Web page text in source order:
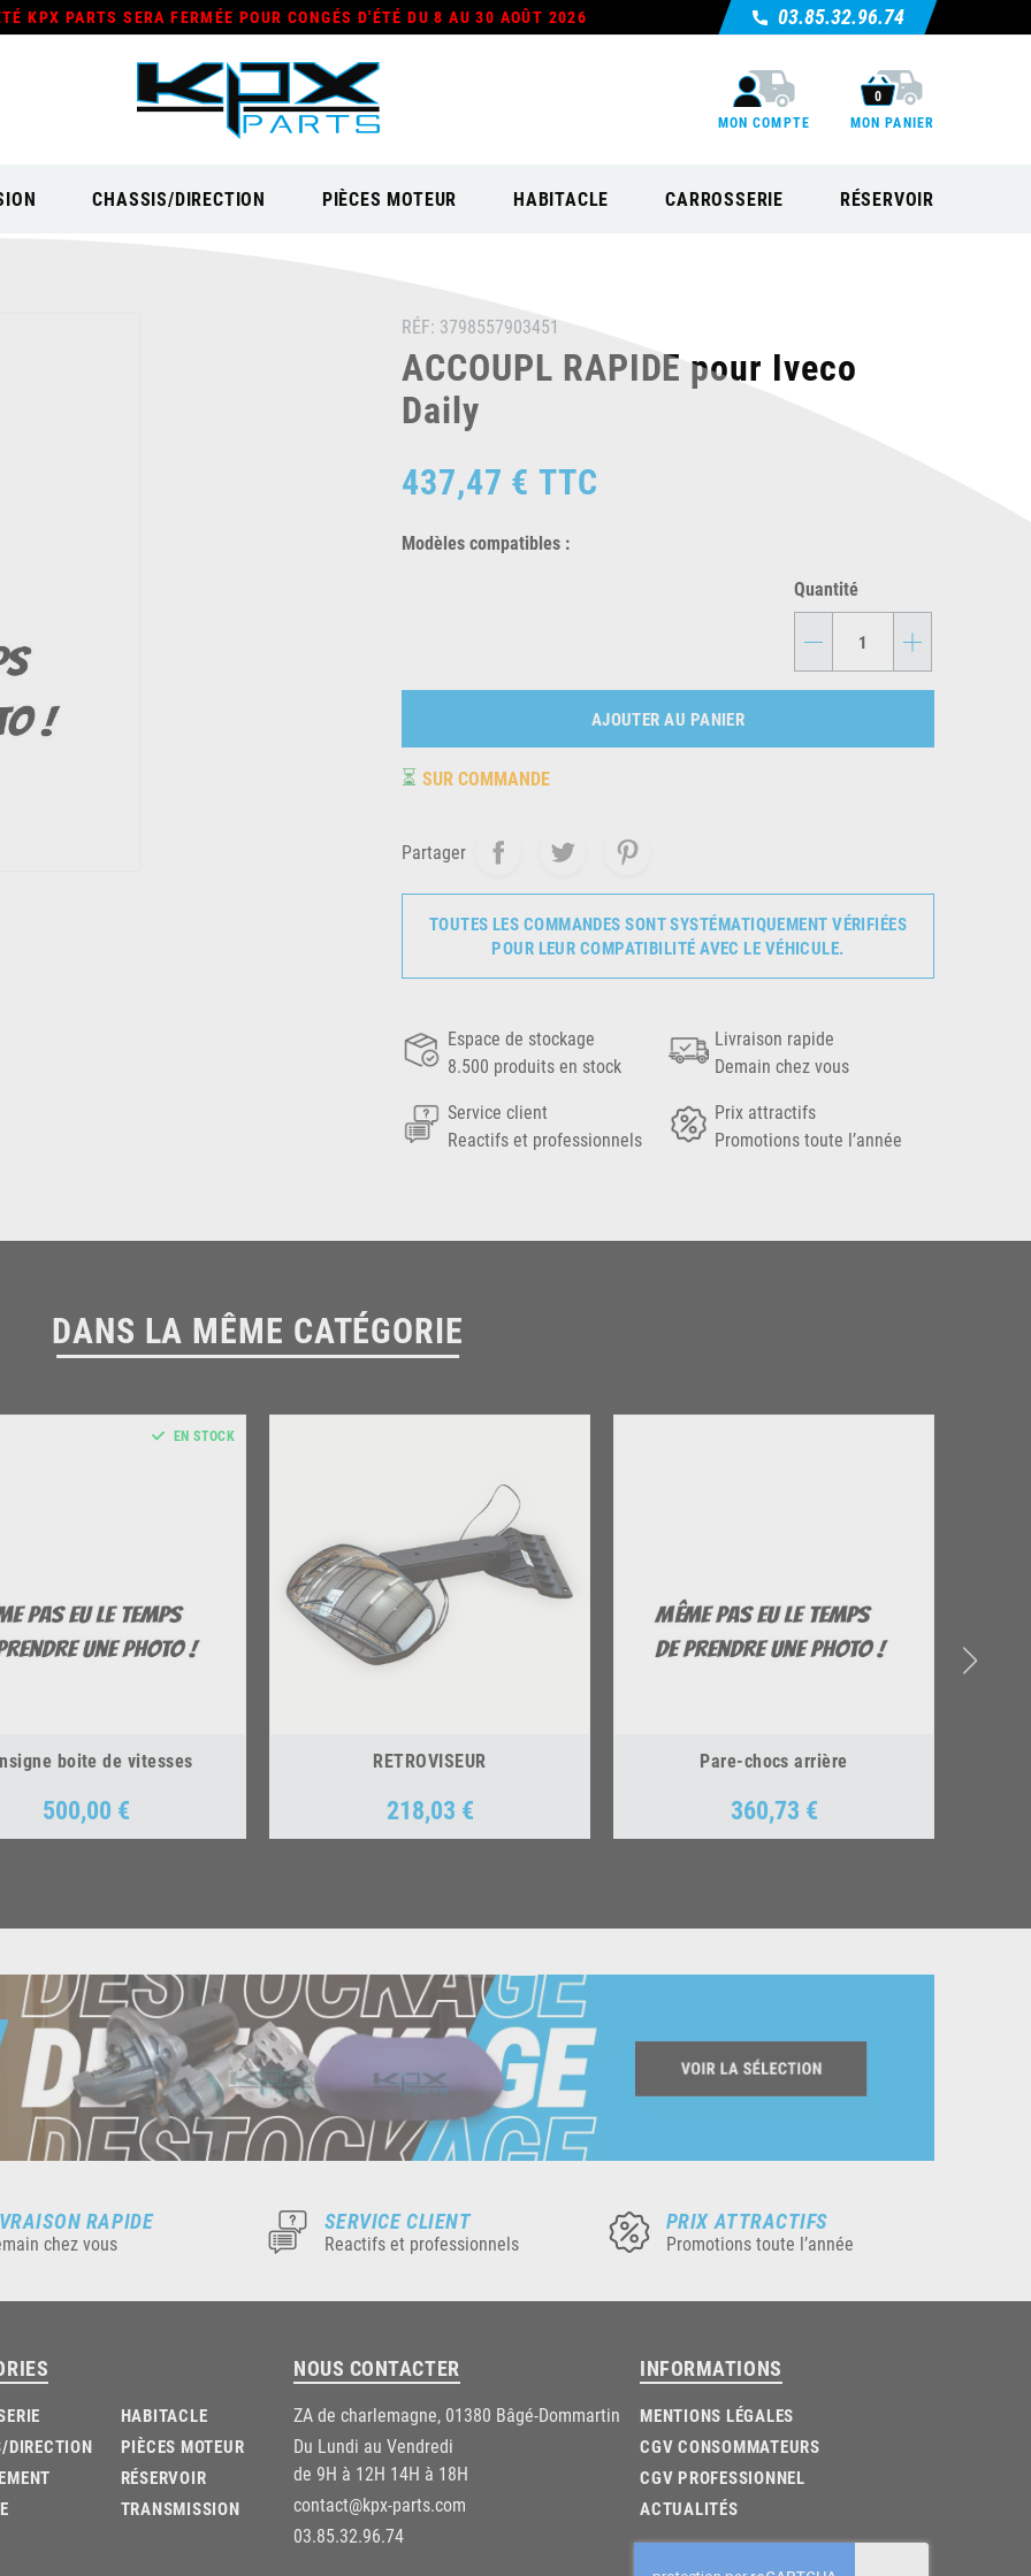
KPX PARTS SERA FERMÉE POUR CONGÉS D'ÉTÉ DU 8 AU 30 AOÛT 2026 03.85.32.96.74
MON COMPTE
0
MON PANIER
CHASSIS/DIRECTION PIÈCES MOTEUR HABITACLE CARROSSERIE RÉSERVOIR
RÉF: 3798557903451
ACCOUPL RAPIDE pour Iveco
Daily
437,47 € TTC
Modèles compatibles :
Quantité
- +
AJOUTER AU PANIER
⏳ SUR COMMANDE
Partager
TOUTES LES COMMANDES SONT SYSTÉMATIQUEMENT VÉRIFIÉES
POUR LEUR COMPATIBILITÉ AVEC LE VÉHICULE.
Espace de stockage
8.500 produits en stock
Livraison rapide
Demain chez vous
Service client
Reactifs et professionnels
Prix attractifs
Promotions toute l’année
DANS LA MÊME CATÉGORIE
boite de vitesses
Prix
500,00 €
EN STOCK
RETROVISEUR
Prix
218,03 €
Pare-chocs arrière
Prix
360,73 €
RAPIDE
chez vous
SERVICE CLIENT
Reactifs et professionnels
PRIX ATTRACTIFS
Promotions toute l’année
DIRECTION
HABITACLE
PIÈCES MOTEUR
RÉSERVOIR
TRANSMISSION
NOUS CONTACTER
ZA de charlemagne, 01380 Bâgé-Dommartin
Du Lundi au Vendredi
de 9H à 12H 14H à 18H
contact@kpx-parts.com
03.85.32.96.74
INFORMATIONS
MENTIONS LÉGALES
CGV CONSOMMATEURS
CGV PROFESSIONNEL
ACTUALITÉS